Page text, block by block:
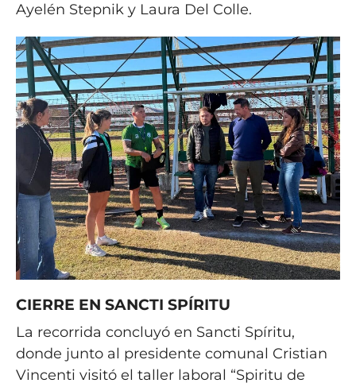
Ayelén Stepnik y Laura Del Colle.
CIERRE EN SANCTI SPÍRITU
La recorrida concluyó en Sancti Spíritu,
donde junto al presidente comunal Cristian
Vincenti visitó el taller laboral “Spiritu de